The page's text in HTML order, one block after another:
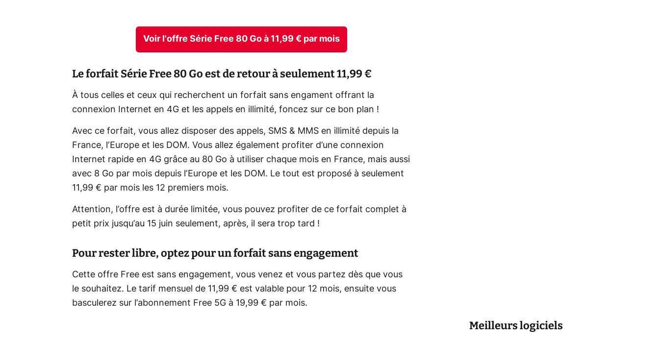
Voir l'offre Série Free 80 Go à 11,99 € par mois
Le forfait Série Free 80 Go est de retour à seulement 11,99 €
À tous celles et ceux qui recherchent un forfait sans engament offrant la
connexion Internet en 4G et les appels en illimité, foncez sur ce bon plan !
Avec ce forfait, vous allez disposer des appels, SMS & MMS en illimité depuis la
France, l’Europe et les DOM. Vous allez également profiter d’une connexion
Internet rapide en 4G grâce au 80 Go à utiliser chaque mois en France, mais aussi
avec 8 Go par mois depuis l’Europe et les DOM. Le tout est proposé à seulement
11,99 € par mois les 12 premiers mois.
Attention, l’offre est à durée limitée, vous pouvez profiter de ce forfait complet à
petit prix jusqu’au 15 juin seulement, après, il sera trop tard !
Pour rester libre, optez pour un forfait sans engagement
Cette offre Free est sans engagement, vous venez et vous partez dès que vous
le souhaitez. Le tarif mensuel de 11,99 € est valable pour 12 mois, ensuite vous
basculerez sur l’abonnement Free 5G à 19,99 € par mois.
Meilleurs logiciels